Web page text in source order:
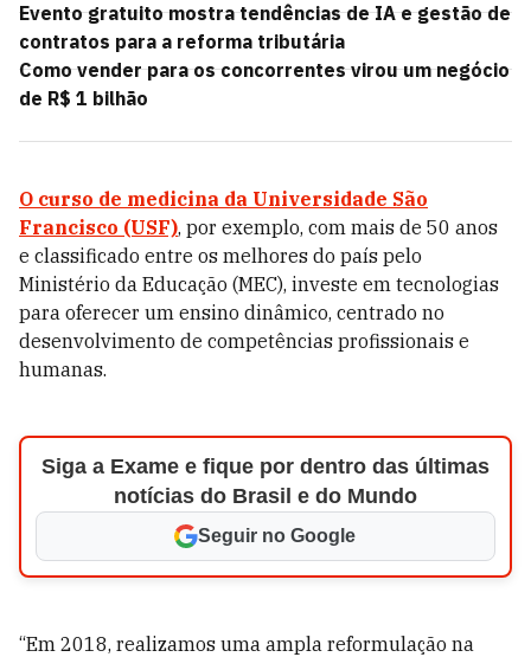
Evento gratuito mostra tendências de IA e gestão de
contratos para a reforma tributária
Como vender para os concorrentes virou um negócio
de R$ 1 bilhão
O curso de medicina da Universidade São
Francisco (USF), por exemplo, com mais de 50 anos
e classificado entre os melhores do país pelo
Ministério da Educação (MEC), investe em tecnologias
para oferecer um ensino dinâmico, centrado no
desenvolvimento de competências profissionais e
humanas.
Siga a Exame e fique por dentro das últimas
notícias do Brasil e do Mundo
Seguir no Google
“Em 2018, realizamos uma ampla reformulação na